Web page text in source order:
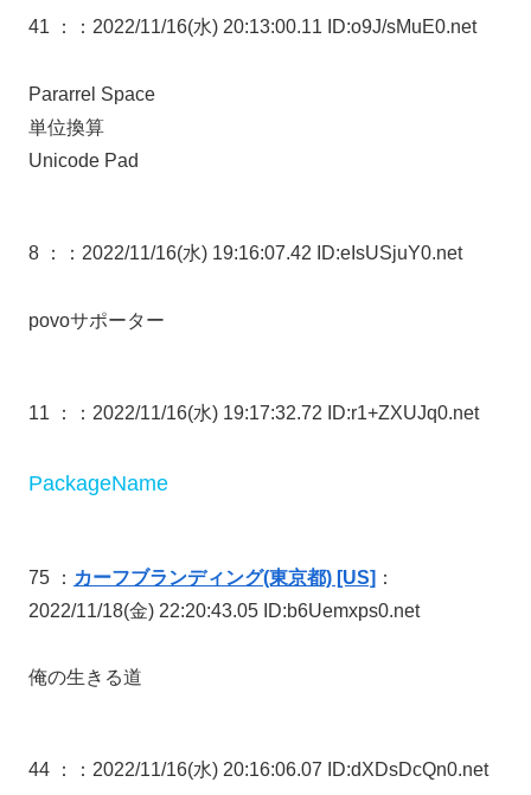
41 ： ：2022/11/16(水) 20:13:00.11 ID:o9J/sMuE0.net
Pararrel Space
単位換算
Unicode Pad
8 ： ：2022/11/16(水) 19:16:07.42 ID:eIsUSjuY0.net
povoサポーター
11 ： ：2022/11/16(水) 19:17:32.72 ID:r1+ZXUJq0.net
PackageName
75 ： カーフブランディング(東京都) [US] ：
2022/11/18(金) 22:20:43.05 ID:b6Uemxps0.net
俺の生きる道
44 ： ：2022/11/16(水) 20:16:06.07 ID:dXDsDcQn0.net